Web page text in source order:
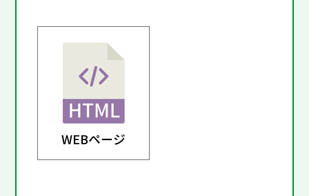
WEBページ